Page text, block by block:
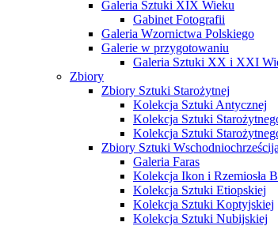
Galeria Sztuki XIX Wieku
Gabinet Fotografii
Galeria Wzornictwa Polskiego
Galerie w przygotowaniu
Galeria Sztuki XX i XXI
Zbiory
Zbiory Sztuki Starożytnej
Kolekcja Sztuki Antycznej
Kolekcja Sztuki
Kolekcja Sztuki
Zbiory Sztuki
Galeria Faras
Kolekcja Ikon i Rzemiosła
Kolekcja Sztuki Etiopskiej
Kolekcja Sztuki Koptyjskiej
Kolekcja Sztuki Nubijskiej